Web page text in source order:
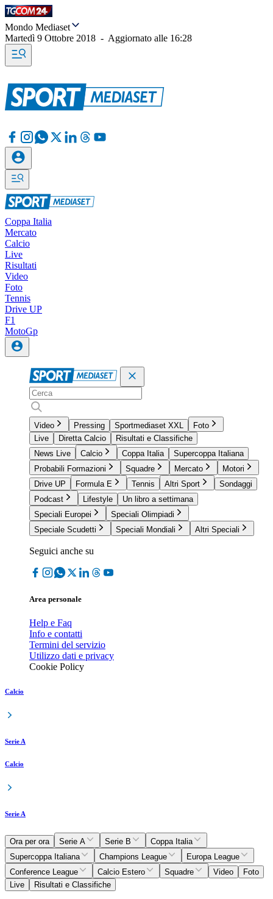
Mondo Mediaset
Martedì 9 Ottobre 2018 - Aggiornato alle 16:28
Coppa Italia
Mercato
Calcio
Live
Risultati
Video
Foto
Tennis
Drive UP
F1
MotoGp
Video Pressing Sportmediaset XXL
Foto
Live
Diretta Calcio
Risultati e Classifiche
News Live
Calcio Coppa Italia
Supercoppa Italiana
Probabili Formazioni
Squadre Mercato
Motori
Drive UP
Formula E Tennis Altri Sport
Sondaggi
Podcast
Lifestyle
Un libro a settimana
Speciali Europei
Speciali Olimpiadi
Speciale Scudetti
Speciali Mondiali Altri Speciali
Seguici anche su
Area personale
Help e Faq
Info e contatti
Termini del servizio
Utilizzo dati e privacy
Cookie Policy
Calcio
Serie A
Calcio
Serie A
Ora per ora Serie A Serie B
Coppa Italia
Supercoppa Italiana
Champions League
Europa League
Conference League
Calcio Estero Squadre Video
Foto
Live
Risultati e Classifiche